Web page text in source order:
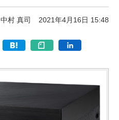
中村 真司 2021年4月16日 15:48